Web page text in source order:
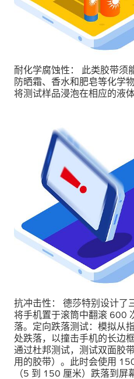
耐化学腐蚀性： 此类胶带须
防晒霜、香水和肥皂等化学
将测试样品浸泡在相应的液
抗冲击性： 德莎特别设计了
将手机置于滚筒中翻滚 600
落。定向跌落测试：模拟从
处跌落，以撞击手机的长边
通过杜邦测试，测试双面胶
用的胶带）。此时会使用
（5 到 150 厘米）跌落到屏